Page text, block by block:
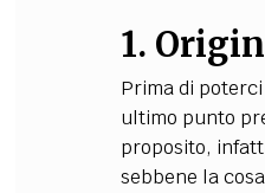
1.
Prima di
ultimo punto
proposito,
sebbene la